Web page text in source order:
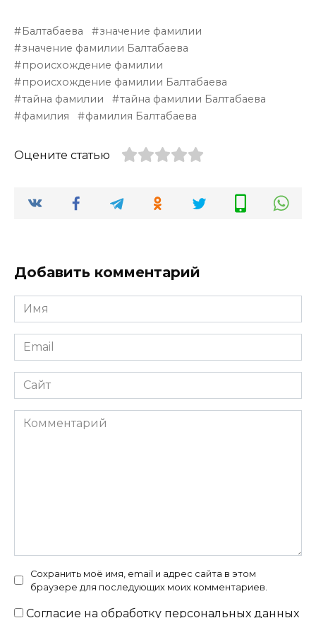
Балтабаева
значение фамилии
значение фамилии Балтабаева
происхождение фамилии
происхождение фамилии Балтабаева
тайна фамилии
тайна фамилии Балтабаева
фамилия
фамилия Балтабаева
Оцените статью
Добавить комментарий
Имя
*
Email
*
Сайт
Комментарий
Сохранить моё имя, email и адрес сайта в этом
браузере для последующих моих комментариев.
Согласие на обработку персональных данных